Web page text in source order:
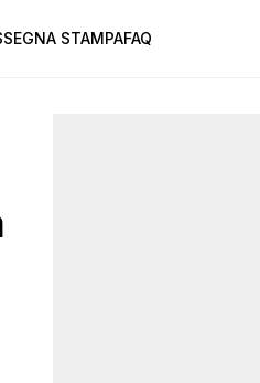
STAMPAFAQ